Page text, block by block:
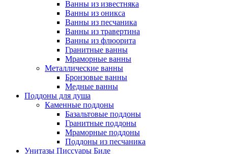
Ванны из известняка
Ванны из оникса
Ванны из песчаника
Ванны из травертина
Ванны из флюорита
Гранитные ванны
Мраморные ванны
Металлические ванны
Бронзовые ванны
Медные ванны
Поддоны для душа
Каменные поддоны
Базальтовые поддоны
Гранитные поддоны
Мраморные поддоны
Поддоны из песчаника
Унитазы Писсуары Биде